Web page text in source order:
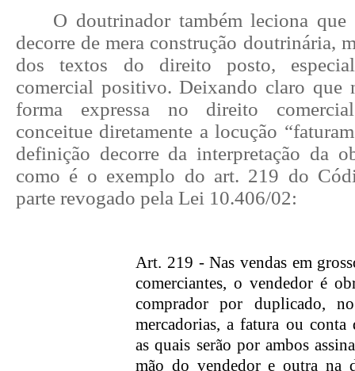
O doutrinador também leciona que
decorre de mera construção doutrinária,
dos textos do direito posto,
comercial positivo. Deixando claro que
forma expressa no direito
conceitue diretamente a locução
definição decorre da interpretação da
como é o exemplo do art. 219 do
parte revogado pela Lei 10.406/02:
Art. 219 - Nas vendas em
comerciantes, o vendedor é
comprador por duplicado,
mercadorias, a fatura ou conta
as quais serão por ambos
mão do vendedor e outra na